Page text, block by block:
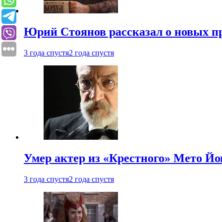
Юрий Стоянов рассказал о новых
3 года спустя2 года спустя
Умер актер из «Крестного» Мето
3 года спустя2 года спустя